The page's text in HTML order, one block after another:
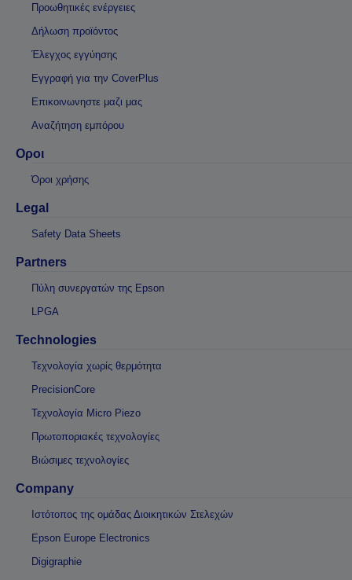
Προωθητικές ενέργειες
Δήλωση προϊόντος
Έλεγχος εγγύησης
Εγγραφή για την CoverPlus
Επικοινωνηστε μαζι μας
Αναζήτηση εμπόρου
Οροι
Όροι χρήσης
Legal
Safety Data Sheets
Partners
Πύλη συνεργατών της Epson
LPGA
Technologies
Τεχνολογία χωρίς θερμότητα
PrecisionCore
Τεχνολογία Micro Piezo
Πρωτοποριακές τεχνολογίες
Βιώσιμες τεχνολογίες
Company
Ιστότοπος της ομάδας Διοικητικών Στελεχών
Epson Europe Electronics
Digigraphie